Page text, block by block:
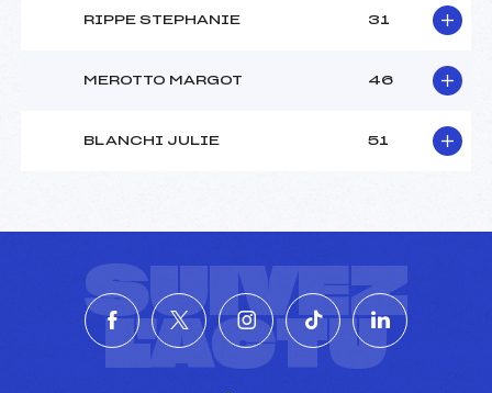
RIPPE STEPHANIE 31
MEROTTO MARGOT 46
BLANCHI JULIE 51
SUIVEZ
L'ACTU